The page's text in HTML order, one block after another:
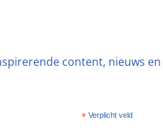
content, nieuws
*Verplicht veld